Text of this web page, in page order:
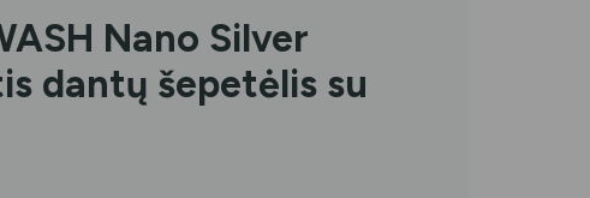
Nano Silver
dantų šepetėlis su